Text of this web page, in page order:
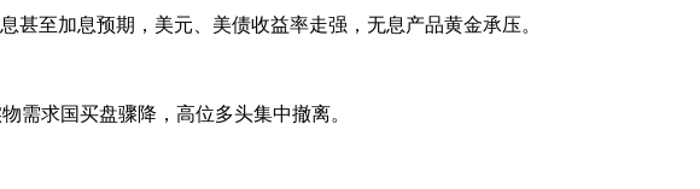
甚至加息预期，美元、美债收益率走强，无息产品黄金承压。
需求国买盘骤降，高位多头集中撤离。